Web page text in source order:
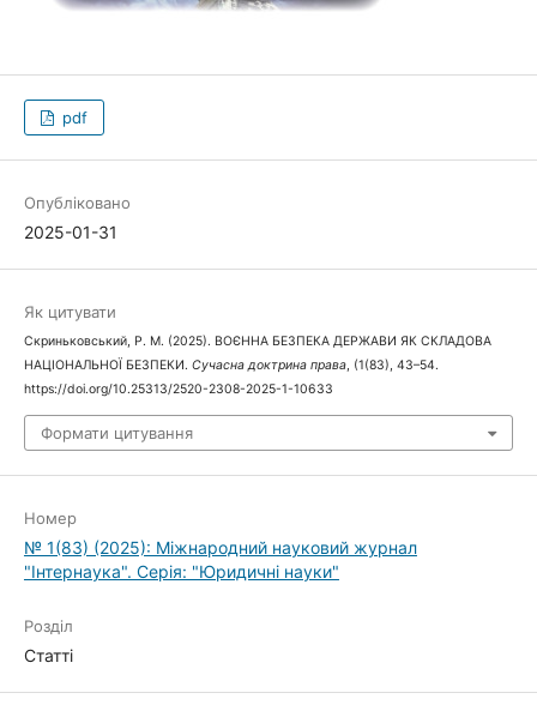
pdf
Опубліковано
2025-01-31
Як цитувати
Скриньковський, Р. М. (2025). ВОЄННА БЕЗПЕКА ДЕРЖАВИ ЯК СКЛАДОВА
НАЦІОНАЛЬНОЇ БЕЗПЕКИ. Сучасна доктрина права, (1(83), 43–54.
https://doi.org/10.25313/2520-2308-2025-1-10633
Формати цитування
Номер
№ 1(83) (2025): Міжнародний науковий журнал
"Інтернаука". Серія: "Юридичні науки"
Розділ
Статті